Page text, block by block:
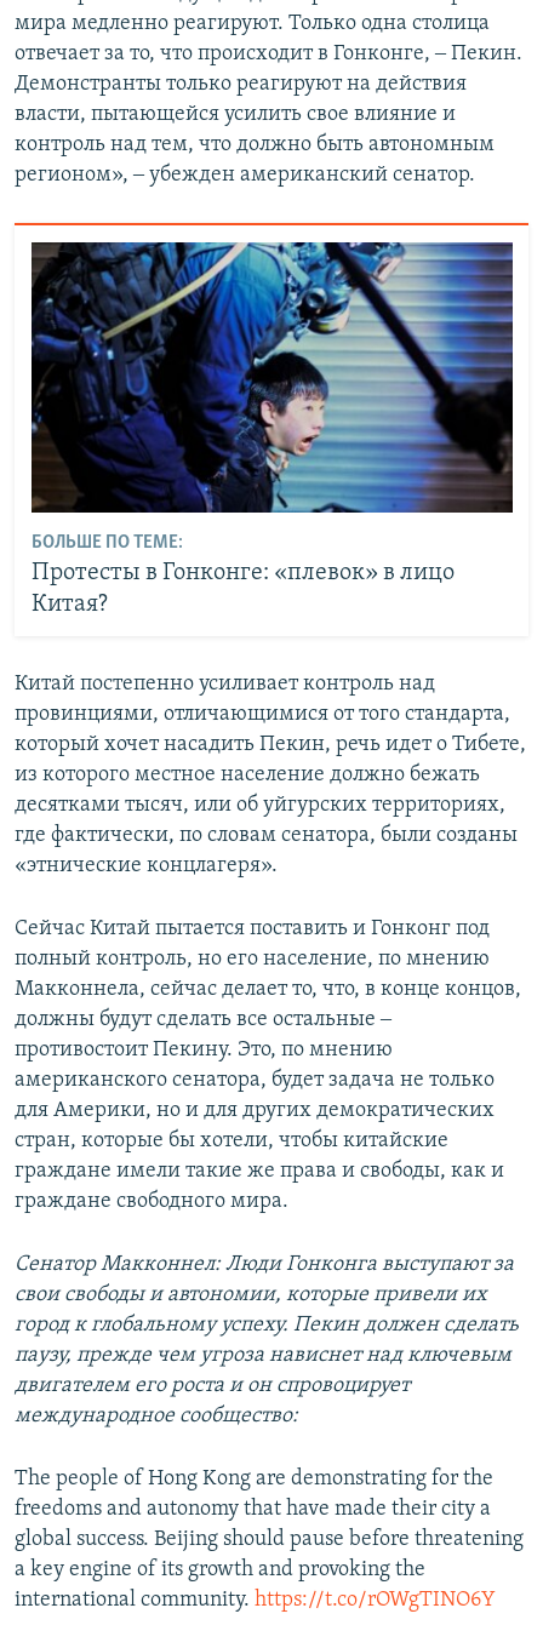
мира медленно реагируют. Только одна столица
отвечает за то, что происходит в Гонконге, ‒ Пекин.
Демонстранты только реагируют на действия
власти, пытающейся усилить свое влияние и
контроль над тем, что должно быть автономным
регионом», ‒ убежден американский сенатор.
БОЛЬШЕ ПО ТЕМЕ:
Протесты в Гонконге: «плевок» в лицо
Китая?
Китай постепенно усиливает контроль над
провинциями, отличающимися от того стандарта,
который хочет насадить Пекин, речь идет о Тибете,
из которого местное население должно бежать
десятками тысяч, или об уйгурских территориях,
где фактически, по словам сенатора, были созданы
«этнические концлагеря».
Сейчас Китай пытается поставить и Гонконг под
полный контроль, но его население, по мнению
Макконнела, сейчас делает то, что, в конце концов,
должны будут сделать все остальные ‒
противостоит Пекину. Это, по мнению
американского сенатора, будет задача не только
для Америки, но и для других демократических
стран, которые бы хотели, чтобы китайские
граждане имели такие же права и свободы, как и
граждане свободного мира.
Сенатор Макконнел: Люди Гонконга выступают за
свои свободы и автономии, которые привели их
город к глобальному успеху. Пекин должен сделать
паузу, прежде чем угроза нависнет над ключевым
двигателем его роста и он спровоцирует
международное сообщество:
The people of Hong Kong are demonstrating for the
freedoms and autonomy that have made their city a
global success. Beijing should pause before threatening
a key engine of its growth and provoking the
international community. https://t.co/rOWgTINO6Y